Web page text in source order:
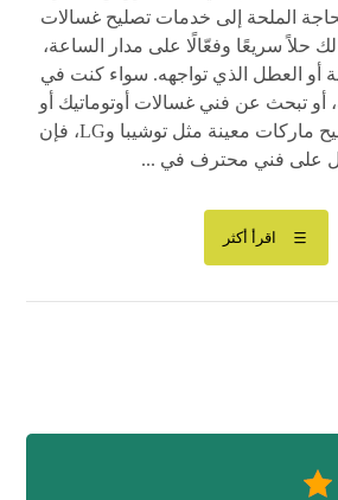
الملحة إلى خدمات تصليح غسالات
حلاً سريعًا وفعّالًا على مدار الساعة،
أو العطل الذي تواجهه. سواء كنت في
أو تبحث عن فني غسالات أوتوماتيك أو
نشافات، أو حتى تصليح ماركات معينة مثل توشيبا وLG، فإن
على فني محترف في ...
اقرأ أكثر